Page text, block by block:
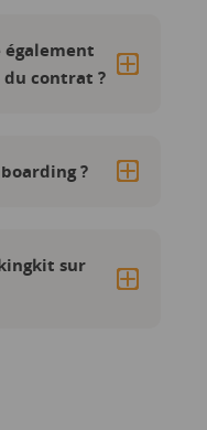
également
contrat ?
?
sur